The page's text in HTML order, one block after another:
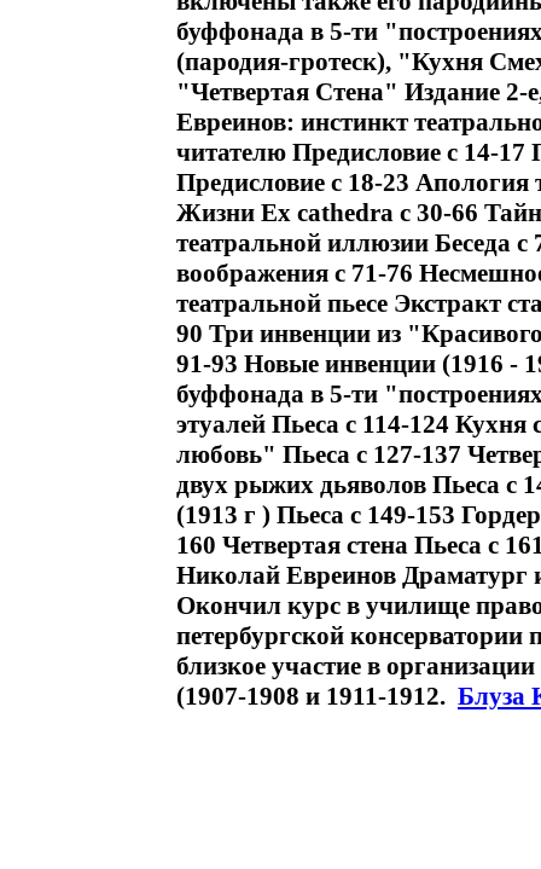
буффонада в 5-ти
(пародия-гротеск), "Кухня
"Четвертая Стена" Издание
Евреинов: инстинкт
читателю Предисловие c 14-17
Предисловие c 18-23 Апология
Жизни Ex cathedra c 30-66
театральной иллюзии Беседа
воображения c 71-76
театральной пьесе Экстракт
90 Три инвенции из
91-93 Новые инвенции (1916 -
буффонада в 5-ти
этуалей Пьеса c 114-124
любовь" Пьеса c 127-137
двух рыжих дьяволов Пьеса c
(1913 г ) Пьеса c 149-153
160 Четвертая стена Пьеса c
Николай Евреинов Драматург
Окончил курс в училище
петербургской
близкое участие в
(1907-1908 и 1911-1912. Блуза